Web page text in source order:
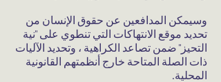
وسيمكن المدافعين عن حقوق الإنسان من
تحديد موقع الانتهاكات التي تنطوي على "نية
التحيز" ضمن تصاعد الكراهية ، وتحديد الآليات
ذات الصلة المتاحة خارج أنظمتهم القانونية
المحلية.